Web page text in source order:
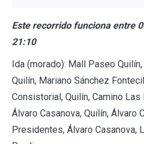
Este recorrido funciona entre
21:10
Ida (morado): Mall Paseo
Quilín, Mariano Sánchez
Consistorial, Quilín, Camino
Álvaro Casanova, Quilín, Álvaro
Presidentes, Álvaro Casanova,